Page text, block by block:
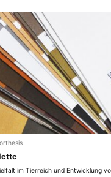
im Tierreich und Entwicklung